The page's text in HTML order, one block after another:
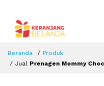
Beranda
Produk
Jual Prenagen Mommy